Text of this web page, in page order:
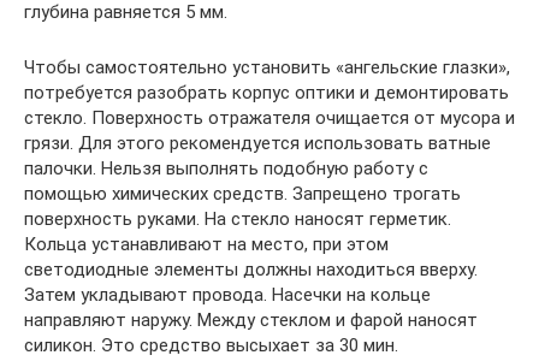
глубина равняется 5 мм.
Чтобы самостоятельно установить «ангельские глазки»,
потребуется разобрать корпус оптики и демонтировать
стекло. Поверхность отражателя очищается от мусора и
грязи. Для этого рекомендуется использовать ватные
палочки. Нельзя выполнять подобную работу с
помощью химических средств. Запрещено трогать
поверхность руками. На стекло наносят герметик.
Кольца устанавливают на место, при этом
светодиодные элементы должны находиться вверху.
Затем укладывают провода. Насечки на кольце
направляют наружу. Между стеклом и фарой наносят
силикон. Это средство высыхает за 30 мин.